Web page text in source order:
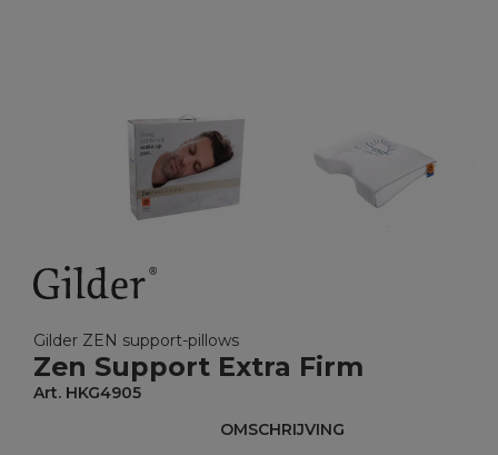
Gilder ZEN support-pillows
Zen Support Extra Firm
Art. HKG4905
OMSCHRIJVING